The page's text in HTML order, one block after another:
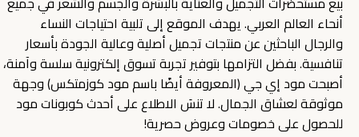
أنحاء العالم العربي. يهدف الموقع إلى تلبية احتياجات النساء
والرجال الباحثين عن منتجات تجميل أصلية وعالية الجودة بأسعار
تنافسية. بفضل التزامها بتوفير تجربة تسوق إلكترونية سلسة وآمنة،
أصبحت مود إي جي (المعروفة أيضًا باسم مود كوزمتكس) وجهة
موثوقة لعشاق الجمال. لا تنسَ الاطلاع على أحدث كوبونات مود
للحصول على خصومات وعروض حصرية!